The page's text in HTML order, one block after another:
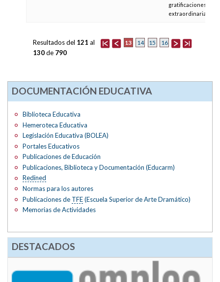
gratificaciones
extraordinarias
13 14 15 16
Resultados del 121 al
130de 790
DOCUMENTACIÓN EDUCATIVA
Biblioteca Educativa
Hemeroteca Educativa
Legislación Educativa (BOLEA)
Portales Educativos
Publicaciones de Educación
Publicaciones, Biblioteca y Documentación (Educarm)
Redined
Normas para los autores
Publicaciones de TFE(Escuela Superior de Arte Dramático)
Memorias de Actividades
DESTACADOS